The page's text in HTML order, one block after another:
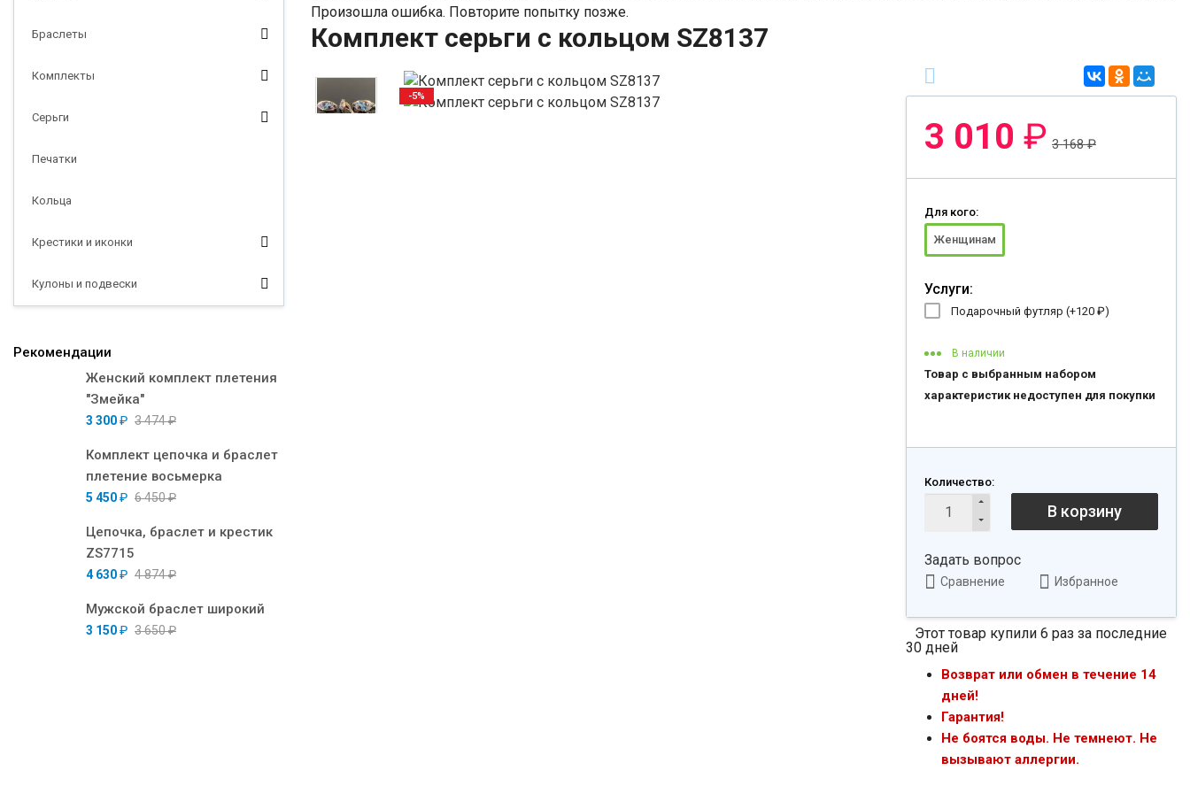
Браслеты
Комплекты
Серьги
Печатки
Кольца
Крестики и иконки
Кулоны и подвески
Рекомендации
Женский комплект плетения
"Змейка"
3 300₽ 3 474₽
Комплект цепочка и браслет
плетение восьмерка
5 450₽ 6 450₽
Цепочка, браслет и крестик
ZS7715
4 630₽ 4 874₽
Мужской браслет широкий
3 150₽ 3 650₽
Произошла ошибка. Повторите попытку позже.
Комплект серьги с кольцом SZ8137
-5%
3 010 ₽ 3 168₽
Для кого:
Женщинам
Услуги:
Подарочный футляр (+120 ₽)
В наличии
Товар с выбранным набором
характеристик недоступен для покупки
Количество:
В корзину
Задать вопрос
Сравнение Избранное
Этот товар купили 6 раз за последние
30 дней
Возврат или обмен в течение 14
дней!
Гарантия!
Не боятся воды. Не темнеют. Не
вызывают аллергии.